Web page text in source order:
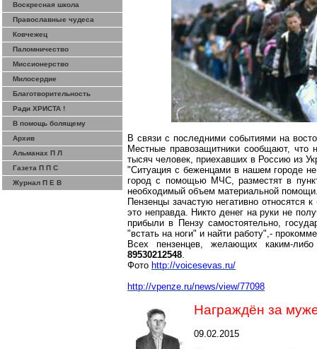
Воскресная школа
Православные чудеса
Ковчежец
Паломничество
Миссионерство
Милосердие
Благотворительность
Ради ХРИСТА !
В помощь болящему
Архив
Альманах П Л
Газета П П С
Журнал П Е В
В связи с последними событиями на
Местные правозащитники сообщают, что
тысяч человек, приехавших в Россию из
"Ситуация с беженцами в нашем городе
город с помощью МЧС, разместят в
необходимый объем материальной
Пензенцы зачастую негативно
это неправда. Никто денег на руки не
прибыли в Пензу самостоятельно,
"встать на ноги" и найти работу",-
Всех пензенцев, желающих каким-
89530212548.
Фото http://voicesevas.ru/
http://vpenze.ru/news/view/77098
Награждён за
09.02.2015